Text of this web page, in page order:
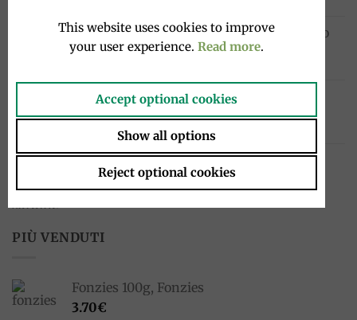
Cocktail in bottiglia 4x20cl, Sanpellegrino
10.00€
Chinotto in bottiglia 4x275ml, Lurisia
12.99€
Filetti di sardine sott'olio 580g, Tosi e
Raggini
Il
prezzo
Il
prezzo
PIÙ VENDUTI
Fonzies 100g, Fonzies
3.70€
This website uses cookies to improve
your user experience. Read more.
Accept optional cookies
Show all options
Reject optional cookies